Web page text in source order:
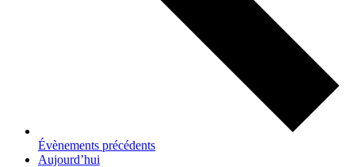
Évènements précédents
Aujourd’hui